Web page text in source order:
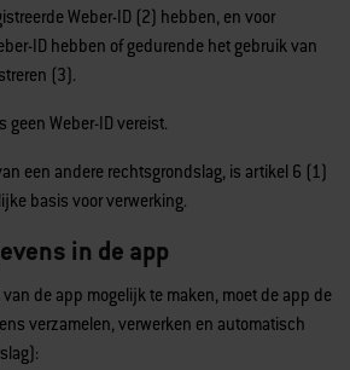
Weber-ID (2) hebben, en voor
ID hebben of gedurende het gebruik van
(3).
geen Weber-ID vereist.
een andere rechtsgrondslag, is artikel 6 (1)
basis voor verwerking.
in de app
de app mogelijk te maken, moet de app de
verzamelen, verwerken en automatisch